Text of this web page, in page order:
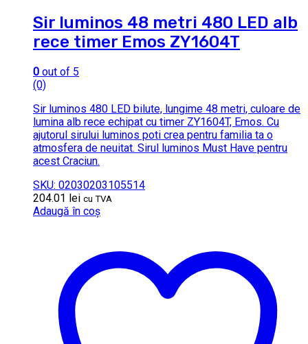
Sir luminos 48 metri 480 LED alb
rece timer Emos ZY1604T
0 out of 5
(0)
Sir luminos 480 LED bilute, lungime 48 metri, culoare de
lumina alb rece echipat cu timer ZY1604T, Emos. Cu
ajutorul sirului luminos poti crea pentru familia ta o
atmosfera de neuitat. Sirul luminos Must Have pentru
acest Craciun.
SKU: 02030203105514
204.01 lei cu TVA
Adaugă în coș